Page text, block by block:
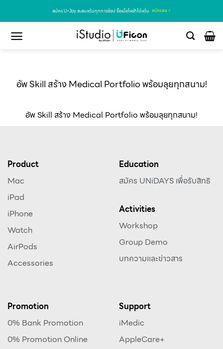
สมัคร U•Joy สะสมแต้มทุกการช้อป ซื้อเมื่อไหร่ก็ได้แต้ม สมัครเลย >
อัพ Skill สร้าง Medical Portfolio พร้อมลุยทุกสนาม!
อัพ Skill สร้าง Medical Portfolio พร้อมลุยทุกสนาม!
Product
Mac
iPad
iPhone
Watch
AirPods
Accessories
Education
สมัคร UNiDAYS เพื่อรับสิทธิ
Activities
Workshop
Group Demo
บทความและข่าวสาร
Promotion
0% Bank Promotion
0% Promotion Online
Support
iMedic
AppleCare+